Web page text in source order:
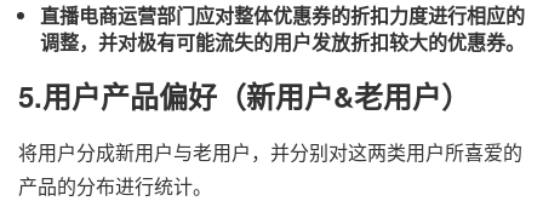
直播电商运营部门应对整体优惠券的折扣力度进行相应的
调整，并对极有可能流失的用户发放折扣较大的优惠券。
5.用户产品偏好（新用户&老用户）
将用户分成新用户与老用户，并分别对这两类用户所喜爱的
产品的分布进行统计。